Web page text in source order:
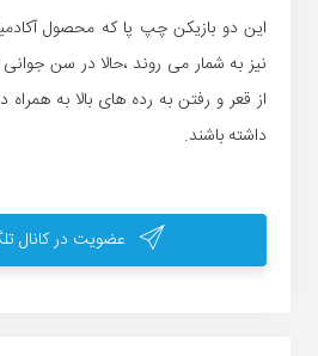
این دو بازیکن چپ پا که محصول
نیز به شمار می روند ،حالا در سن جوانی
از قعر و رفتن به رده های بالا به
داشته باشند.
عضویت در کانال